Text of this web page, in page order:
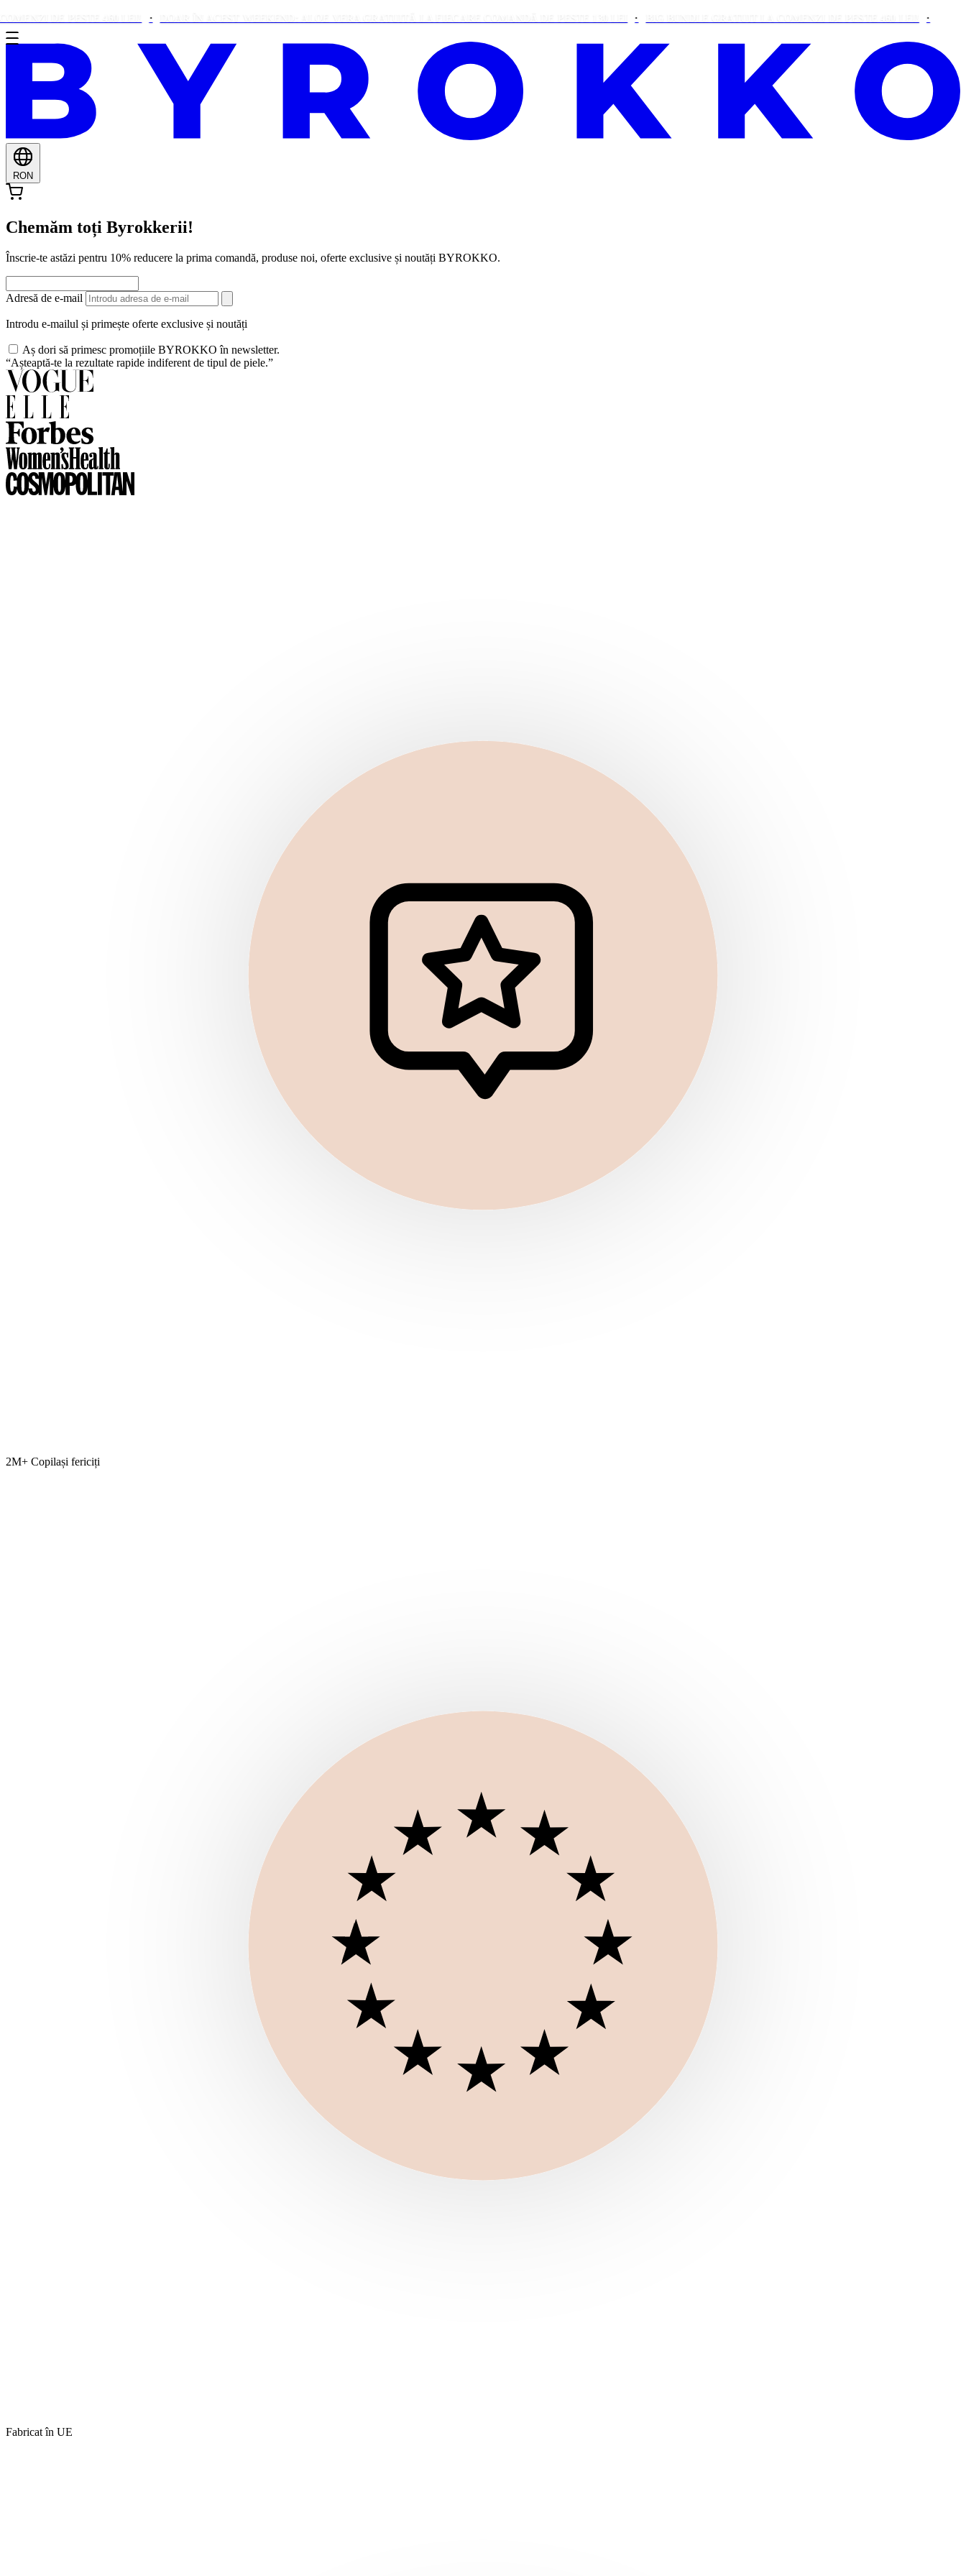
DOAR ÎN ACEST WEEKEND: ALOE VERA GRATUITĂ LA FIECARE COMANDĂ DE PESTE 130 LEI BIG BUNDLE GRATUIT LA COMENZI DE PESTE 460 LEI!
RON
Chemăm toți Byrokkerii!
Înscrie-te astăzi pentru 10% reducere la prima comandă, produse noi, oferte exclusive și noutăți BYROKKO.
Adresă de e-mail
Introdu e-mailul și primește oferte exclusive și noutăți
Aș dori să primesc promoțiile BYROKKO în newsletter.
“Așteaptă-te la rezultate rapide indiferent de tipul de piele.”
2M+ Copilași fericiți
Fabricat în UE